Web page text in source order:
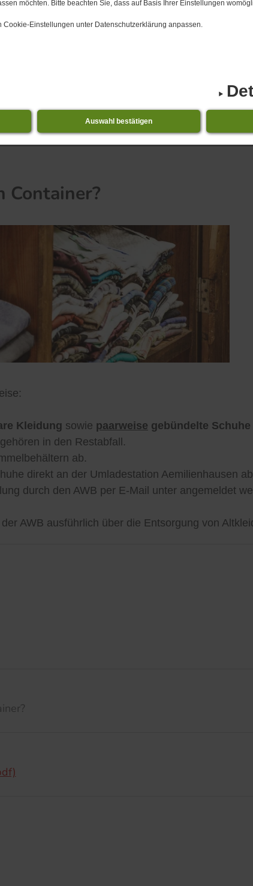
möchten. Bitte beachten Sie, dass auf Basis Ihrer Einstellungen
Einstellungen unter Datenschutzerklärung anpassen.
Auswahl bestätigen
bis 31.​08.​2026 Niederdorla -
Container?
Kleidung sowie paarweise gebündelte Schuhe
in den Restabfall.
ab.
direkt an der Umladestation Aemilienhausen
durch den AWB per E-Mail unter angemeldet
AWB ausführlich über die Entsorgung von